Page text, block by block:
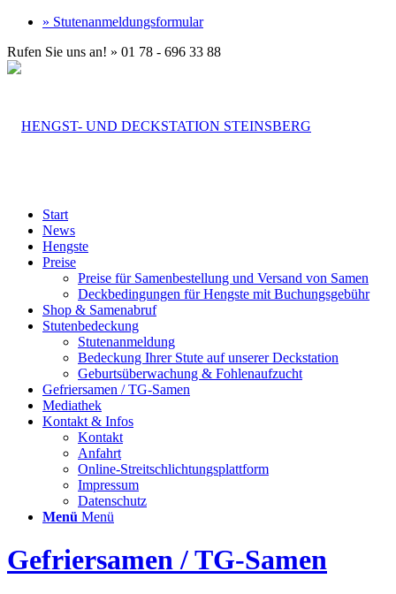
» Stutenanmeldungsformular
Rufen Sie uns an! » 01 78 - 696 33 88
Start
News
Hengste
Preise
Preise für Samenbestellung und Versand von Samen
Deckbedingungen für Hengste mit Buchungsgebühr
Shop & Samenabruf
Stutenbedeckung
Stutenanmeldung
Bedeckung Ihrer Stute auf unserer Deckstation
Geburtsüberwachung & Fohlenaufzucht
Gefriersamen / TG-Samen
Mediathek
Kontakt & Infos
Kontakt
Anfahrt
Online-Streitschlichtungsplattform
Impressum
Datenschutz
Menü Menü
Gefriersamen / TG-Samen